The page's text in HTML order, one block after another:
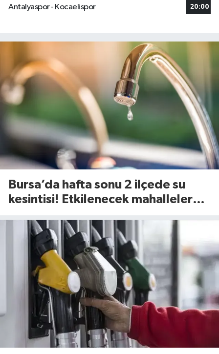
Antalyaspor - Kocaelispor 20:00
Bursa’da hafta sonu 2 ilçede su
kesintisi! Etkilenecek mahalleler